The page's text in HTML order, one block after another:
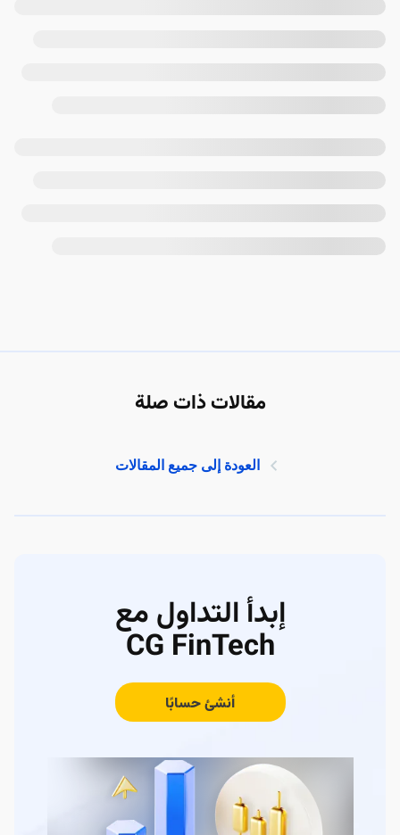
مقالات ذات صلة
العودة إلى جميع المقالات
إبدأ التداول مع
CG FinTech
أنشئ حسابًا